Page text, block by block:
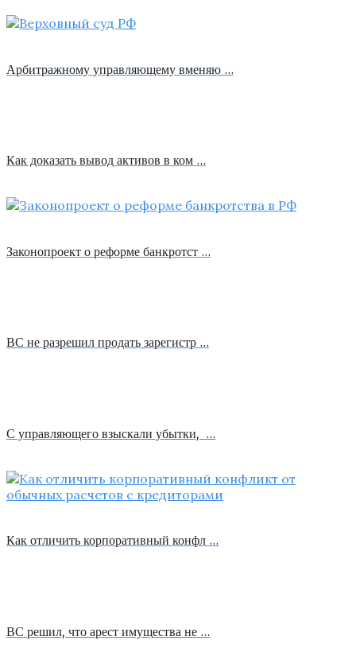
Арбитражному управляющему вменяю …
Как доказать вывод активов в ком …
Законопроект о реформе банкротст …
ВС не разрешил продать зарегистр …
С управляющего взыскали убытки, …
Как отличить корпоративный конфл …
ВС решил, что арест имущества не …